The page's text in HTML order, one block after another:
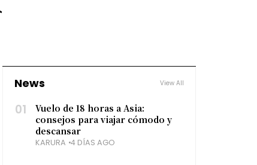
News View All
01
Vuelo de 18 horas a Asia:
consejos para viajar cómodo y
descansar
KARURA 4 DÍAS AGO